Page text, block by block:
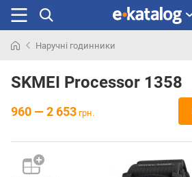
раніше
Наручні годинники
SKMEI Processor 1358
960 — 2 653 грн.